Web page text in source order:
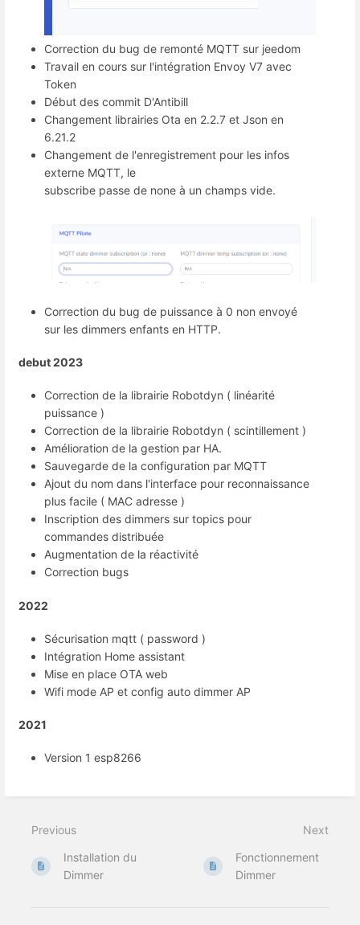
Correction du bug de remonté MQTT sur jeedom
Travail en cours sur l'intégration Envoy V7 avec
Token
Début des commit D'Antibill
Changement librairies Ota en 2.2.7 et Json en
6.21.2
Changement de l'enregistrement pour les infos
externe MQTT, le
subscribe passe de none à un champs vide.
Correction du bug de puissance à 0 non envoyé
sur les dimmers enfants en HTTP.
debut 2023
Correction de la librairie Robotdyn ( linéarité
puissance )
Correction de la librairie Robotdyn ( scintillement )
Amélioration de la gestion par HA.
Sauvegarde de la configuration par MQTT
Ajout du nom dans l'interface pour reconnaissance
plus facile ( MAC adresse )
Inscription des dimmers sur topics pour
commandes distribuée
Augmentation de la réactivité
Correction bugs
2022
Sécurisation mqtt ( password )
Intégration Home assistant
Mise en place OTA web
Wifi mode AP et config auto dimmer AP
2021
Version 1 esp8266
Previous
Installation du
Dimmer
Next
Fonctionnement
Dimmer